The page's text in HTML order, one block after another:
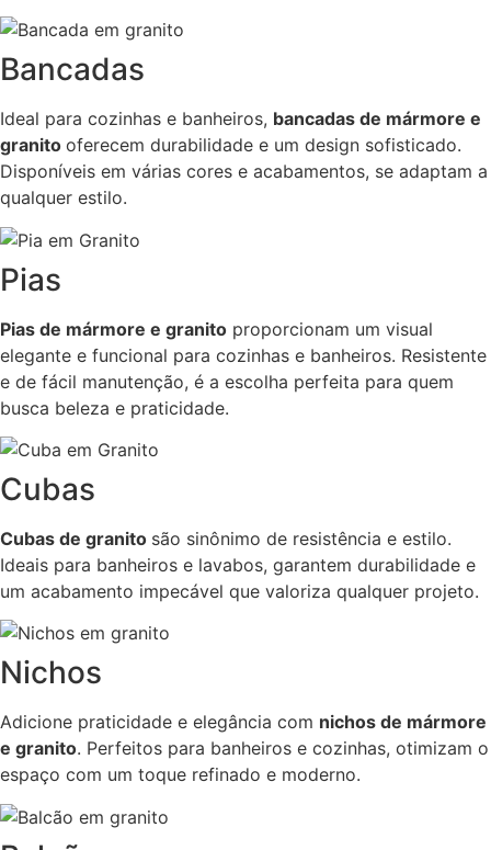
Bancadas
Ideal para cozinhas e banheiros, bancadas de mármore e
granito oferecem durabilidade e um design sofisticado.
Disponíveis em várias cores e acabamentos, se adaptam a
qualquer estilo.
Pias
Pias de mármore e granito proporcionam um visual
elegante e funcional para cozinhas e banheiros. Resistente
e de fácil manutenção, é a escolha perfeita para quem
busca beleza e praticidade.
Cubas
Cubas de granito são sinônimo de resistência e estilo.
Ideais para banheiros e lavabos, garantem durabilidade e
um acabamento impecável que valoriza qualquer projeto.
Nichos
Adicione praticidade e elegância com nichos de mármore
e granito. Perfeitos para banheiros e cozinhas, otimizam o
espaço com um toque refinado e moderno.